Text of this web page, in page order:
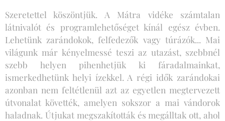
Szeretettel köszöntjük. A Mátra vidéke számtalan
látnivalót és programlehetőséget kínál egész évben.
Lehetünk zarándokok, felfedezők vagy túrázók... Mai
világunk már kényelmessé teszi az utazást, szebbnél
szebb helyen pihenhetjük ki fáradalmainkat,
ismerkedhetünk helyi ízekkel. A régi idők zarándokai
azonban nem feltétlenül azt az egyetlen megtervezett
útvonalat követték, amelyen sokszor a mai vándorok
haladnak. Útjukat megszakították és megálltak ott, ahol